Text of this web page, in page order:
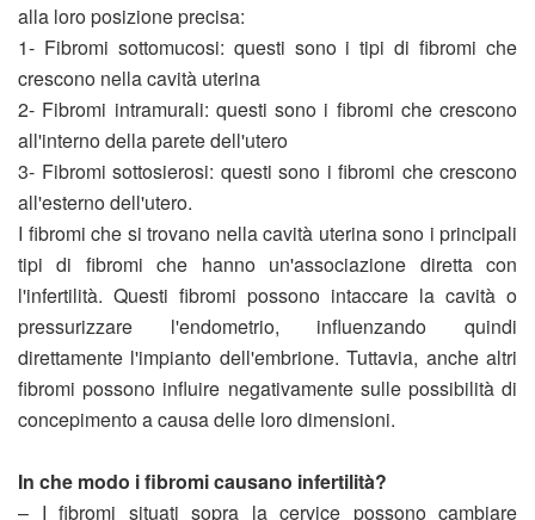
alla loro posizione precisa:
1- Fibromi sottomucosi: questi sono i tipi di fibromi che
crescono nella cavità uterina
2- Fibromi intramurali: questi sono i fibromi che crescono
all'interno della parete dell'utero
3- Fibromi sottosierosi: questi sono i fibromi che crescono
all'esterno dell'utero.
I fibromi che si trovano nella cavità uterina sono i principali
tipi di fibromi che hanno un'associazione diretta con
l'infertilità. Questi fibromi possono intaccare la cavità o
pressurizzare l'endometrio, influenzando quindi
direttamente l'impianto dell'embrione. Tuttavia, anche altri
fibromi possono influire negativamente sulle possibilità di
concepimento a causa delle loro dimensioni.
In che modo i fibromi causano infertilità?
– I fibromi situati sopra la cervice possono cambiare